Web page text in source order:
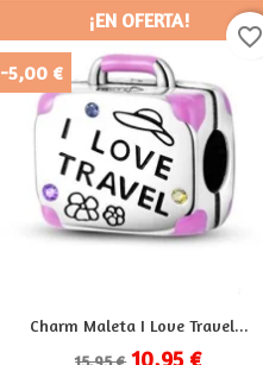
Vista rápida
Charm Maleta I Love Travel...
15,95 € 10,95 €
¡EN OFERTA!
-5,00 €
favorite_border